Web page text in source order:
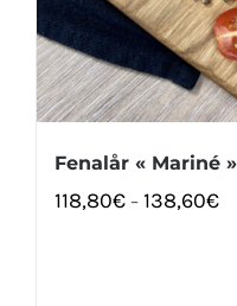
Fenalår « Mariné
118,80€ – 138,60€